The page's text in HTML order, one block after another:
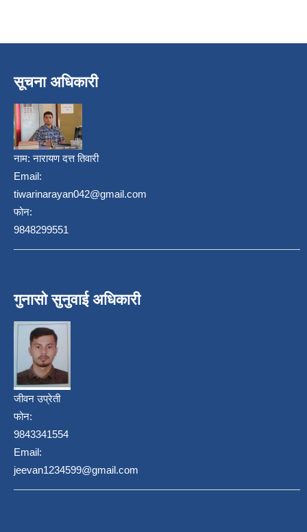
सूचना अधिकारी
नाम:नारायण दत्त तिवारी
Email:
tiwarinarayan042@gmail.com
फोन:
9848299551
गुनासो सुनुवाई अधिकारी
जीवन उप्रेती
फोन:
9843341554
Email:
jeevan1234599@gmail.com